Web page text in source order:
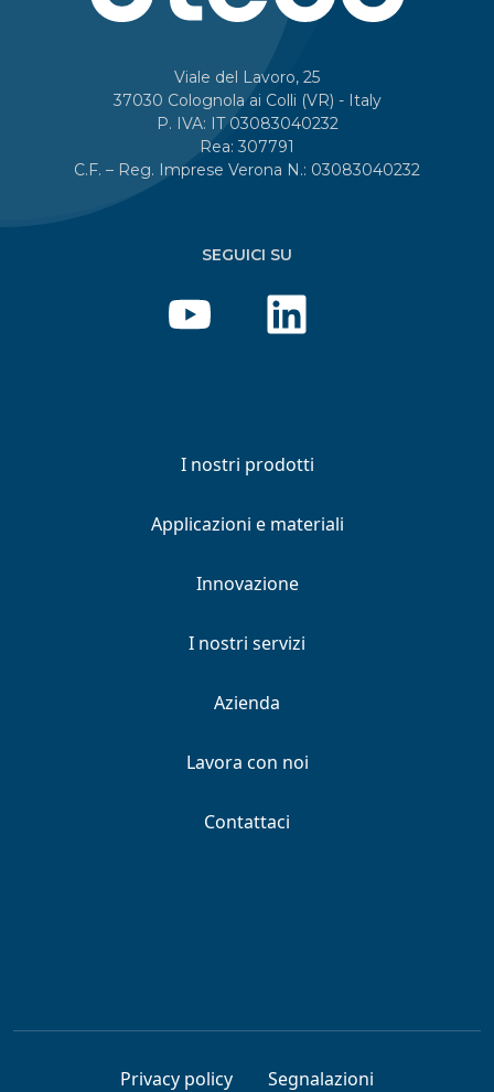
Viale del Lavoro, 25
37030 Colognola ai Colli (VR) - Italy
P. IVA: IT 03083040232
Rea: 307791
C.F. – Reg. Imprese Verona N.: 03083040232
SEGUICI SU
I nostri prodotti
Applicazioni e materiali
Innovazione
I nostri servizi
Azienda
Lavora con noi
Contattaci
Privacy policy Segnalazioni